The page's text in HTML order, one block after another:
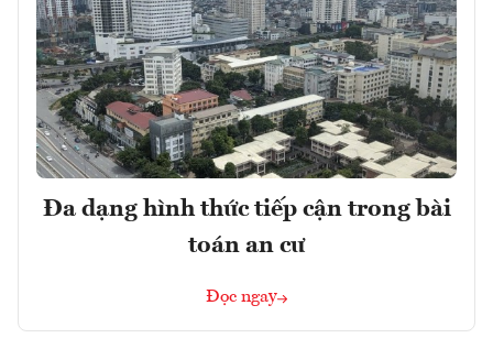
Đa dạng hình thức tiếp cận trong bài
toán an cư
Đọc ngay